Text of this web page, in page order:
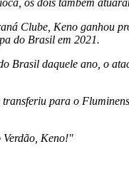
Clube, Keno ganhou
do Brasil em 2021.
Brasil daquele ano, o
transferiu para o
Verdão, Keno!"